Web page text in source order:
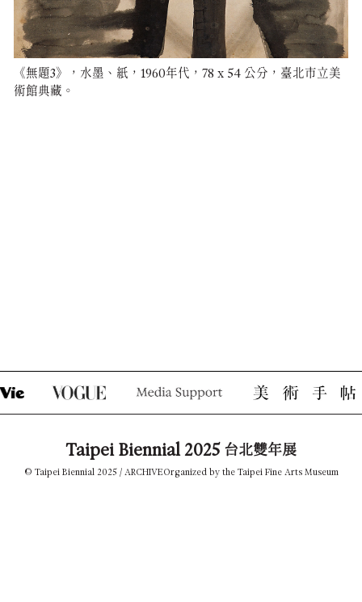
《無題3》，水墨、紙，1960年代，78 x 54 公分，臺北市立美
術館典藏。
Taipei Biennial 2025 台北雙年展
© Taipei Biennial 2025 / ARCHIVEOrganized by the Taipei Fine Arts Museum